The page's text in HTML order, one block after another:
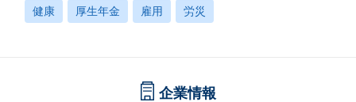
健康 厚生年金 雇用 労災
企業情報